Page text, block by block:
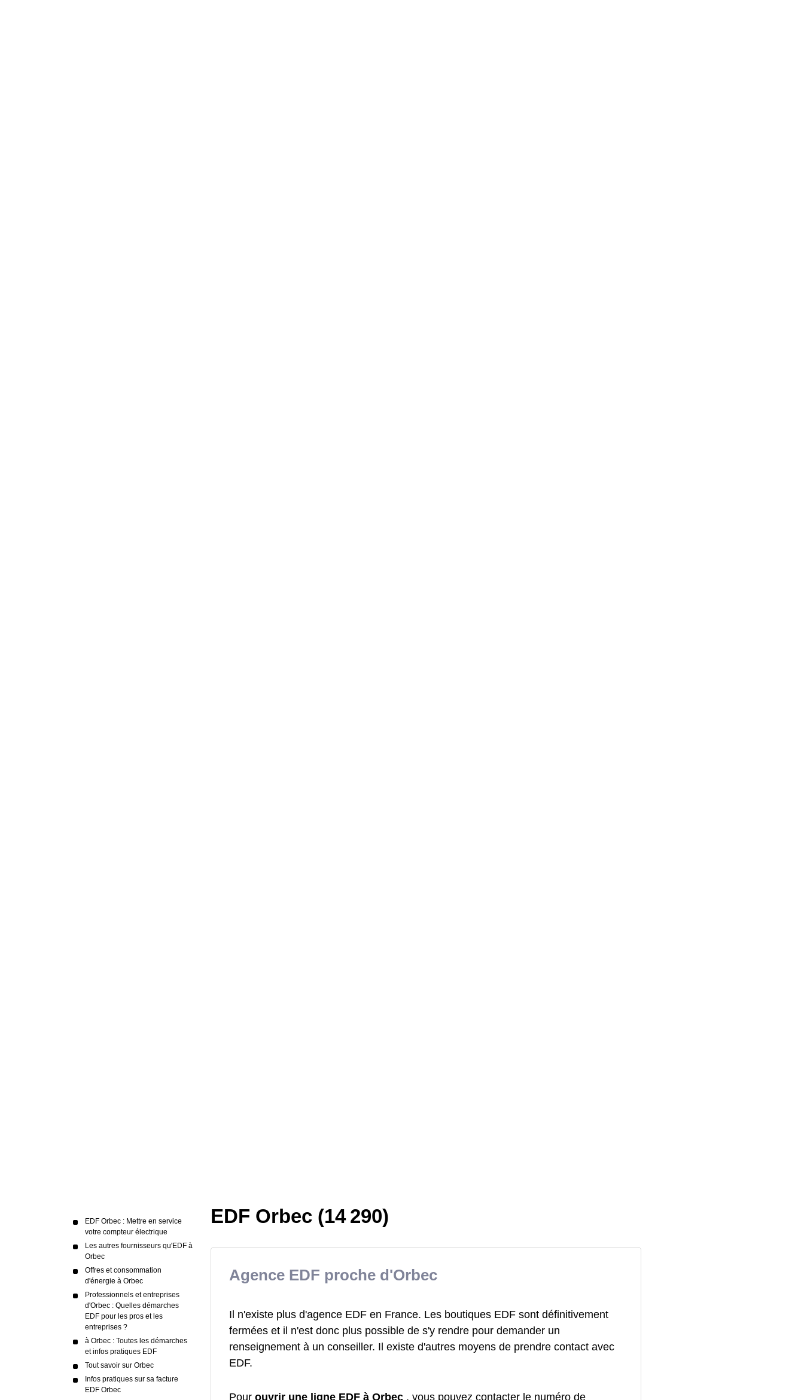
EDF Orbec : Mettre en service
votre compteur électrique
Les autres fournisseurs qu'EDF à
Orbec
Offres et consommation
d'énergie à Orbec
Professionnels et entreprises
d'Orbec : Quelles démarches
EDF pour les pros et les
entreprises ?
à Orbec : Toutes les démarches
et infos pratiques EDF
Tout savoir sur Orbec
Infos pratiques sur sa facture
EDF Orbec
EDF Orbec (14 290)
Agence EDF proche d'Orbec
Il n'existe plus d'agence EDF en France. Les boutiques EDF sont définitivement
fermées et il n'est donc plus possible de s'y rendre pour demander un
renseignement à un conseiller. Il existe d'autres moyens de prendre contact avec
EDF.
Pour ouvrir une ligne EDF à Orbec , vous pouvez contacter le numéro de